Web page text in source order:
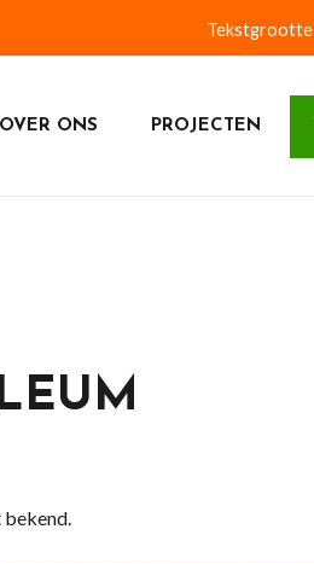
Tekstgrootte
OVER ONS PROJECTEN
bekend.